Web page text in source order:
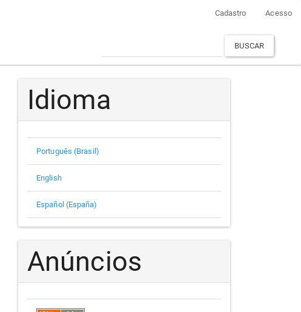
Cadastro Acesso
BUSCAR
Idioma
Português (Brasil)
English
Español (España)
Anúncios